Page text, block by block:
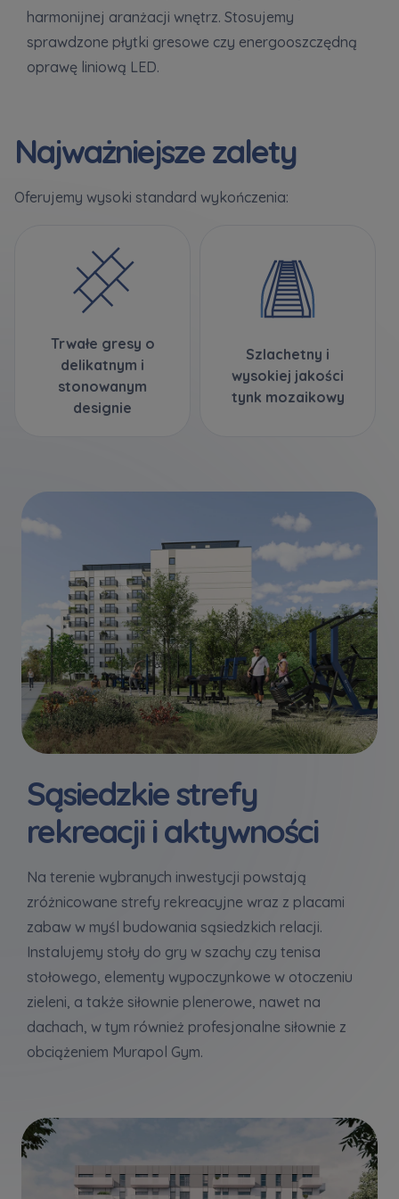
harmonijnej aranżacji wnętrz. Stosujemy
sprawdzone płytki gresowe czy energooszczędną
oprawę liniową LED.
Najważniejsze zalety
Oferujemy wysoki standard wykończenia:
Trwałe gresy o
delikatnym i
stonowanym
designie
Szlachetny i
wysokiej jakości
tynk mozaikowy
Sąsiedzkie strefy
rekreacji i aktywności
Na terenie wybranych inwestycji powstają
zróżnicowane strefy rekreacyjne wraz z placami
zabaw w myśl budowania sąsiedzkich relacji.
Instalujemy stoły do gry w szachy czy tenisa
stołowego, elementy wypoczynkowe w otoczeniu
zieleni, a także siłownie plenerowe, nawet na
dachach, w tym również profesjonalne siłownie z
obciążeniem Murapol Gym.
Zawiadomienia o nabyciu lub posiadaniu znacznego
pakietu akcji proszę wysyłać na
Skontaktuj się z nami